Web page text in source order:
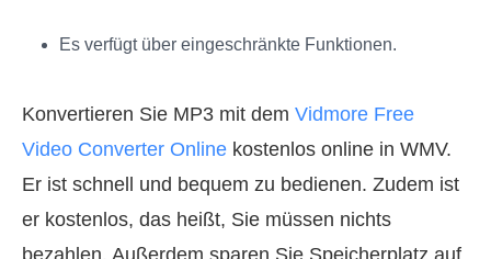
Es verfügt über eingeschränkte Funktionen.
Konvertieren Sie MP3 mit dem Vidmore Free
Video Converter Online kostenlos online in WMV.
Er ist schnell und bequem zu bedienen. Zudem ist
er kostenlos, das heißt, Sie müssen nichts